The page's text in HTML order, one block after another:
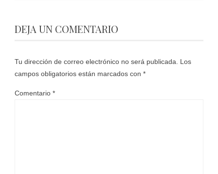
DEJA UN COMENTARIO
Tu dirección de correo electrónico no será publicada. Los
campos obligatorios están marcados con *
Comentario *